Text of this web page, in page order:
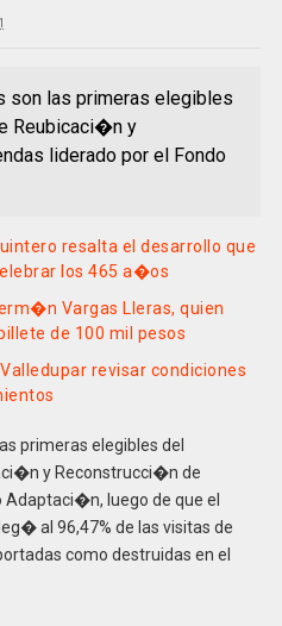
son las primeras elegibles
Reubicaci�n y
liderado por el Fondo
resalta el desarrollo que
los 465 a�os
Vargas Lleras, quien
de 100 mil pesos
revisar condiciones
primeras elegibles del
y Reconstrucci�n de
Adaptaci�n, luego de que el
al 96,47% de las visitas de
como destruidas en el